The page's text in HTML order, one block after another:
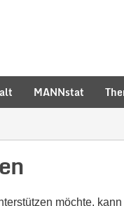
MANNstat
möchte,